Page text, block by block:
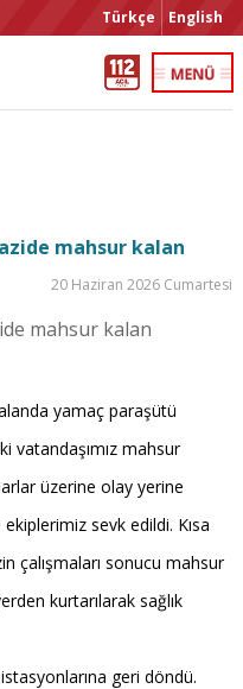
Türkçe English
mahsur kalan
20 Haziran 2026 Cumartesi
mahsur kalan
yamaç paraşütü
vatandaşımız mahsur
üzerine olay yerine
sevk edildi. Kısa
çalışmaları sonucu mahsur
kurtarılarak sağlık
geri döndü.